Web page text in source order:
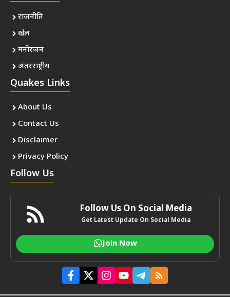
राजनीति
खेल
मनोरंजन
अंतरराष्ट्रीय
Quakes Links
About Us
Contact Us
Disclaimer
Privacy Policy
Follow Us
Follow Us On Social Media
Get Latest Update On Social Media
Join Now